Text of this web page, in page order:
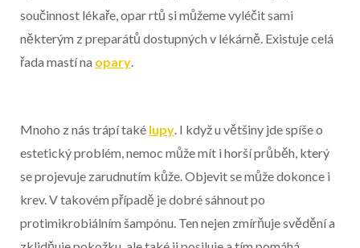
součinnost lékaře, opar rtů si můžeme vyléčit sami
některým z preparátů dostupných v lékárně. Existuje celá
řada mastí na opary.
Mnoho z nás trápí také lupy. I když u většiny jde spíše o
estetický problém, nemoc může mít i horší průběh, který
se projevuje zarudnutím kůže. Objevit se může dokonce i
krev. V takovém případě je dobré sáhnout po
protimikrobiálním šampónu. Ten nejen zmírňuje svědění a